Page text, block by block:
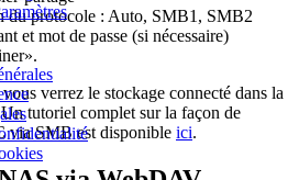
du protocole : Auto, SMB1, SMB2
et mot de passe (si nécessaire)
verrez le stockage connecté dans la
tutoriel complet sur la façon de
via SMB est disponible ici.